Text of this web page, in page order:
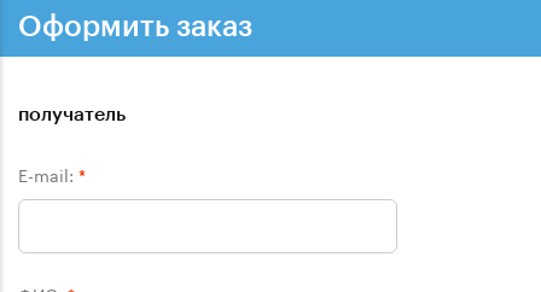
Оформить заказ
получатель
E-mail: *